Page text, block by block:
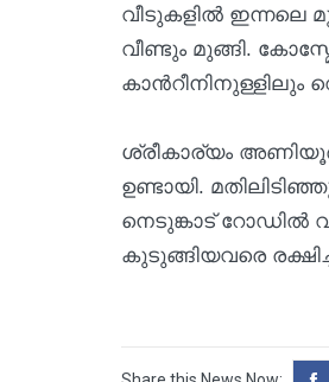
വീടുകളിൽ ഇന്നലെ
വീണ്ടും മുങ്ങി.
കാന്‍റീനിനുള്ളിലും
ശ്രീകാര്യം
ഉണ്ടായി.
നെടുങ്കാട് റോഡിൽ
കുടുങ്ങിയവരെ